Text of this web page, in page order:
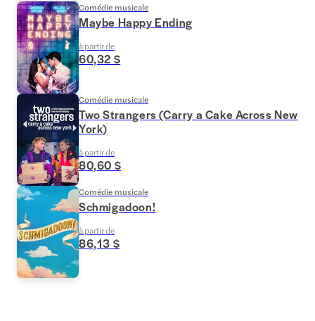
Comédie musicale
Maybe Happy Ending
à partir de
60,32 $
Comédie musicale
Two Strangers (Carry a Cake Across New
York)
à partir de
80,60 $
Comédie musicale
Schmigadoon!
à partir de
86,13 $